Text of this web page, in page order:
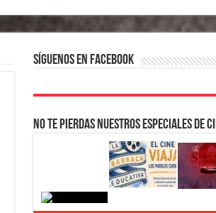
Síguenos en Facebook
No te pierdas nuestros Especiales de